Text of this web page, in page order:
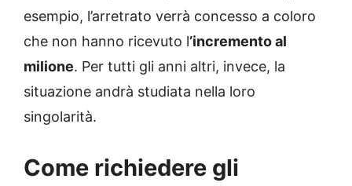
esempio, l’arretrato verrà concesso a coloro
che non hanno ricevuto l’incremento al
milione. Per tutti gli anni altri, invece, la
situazione andrà studiata nella loro
singolarità.
Come richiedere gli